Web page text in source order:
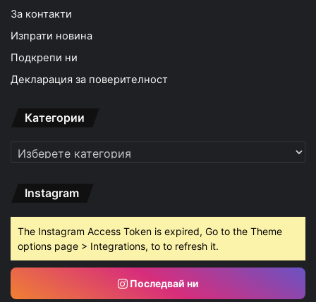
За контакти
Изпрати новина
Подкрепи ни
Декларация за поверителност
Категории
Категории
Instagram
The Instagram Access Token is expired, Go to the Theme
options page > Integrations, to to refresh it.
Последвай ни